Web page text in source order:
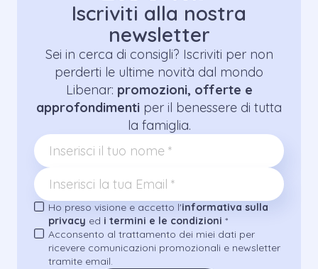
Iscriviti alla nostra
newsletter
Sei in cerca di consigli? Iscriviti per non
perderti le ultime novità dal mondo
Libenar: promozioni, offerte e
approfondimenti per il benessere di tutta
la famiglia.
Ho preso visione e accetto l'informativa sulla
privacy ed i termini e le condizioni *
Acconsento al trattamento dei miei dati per
ricevere comunicazioni promozionali e newsletter
tramite email.